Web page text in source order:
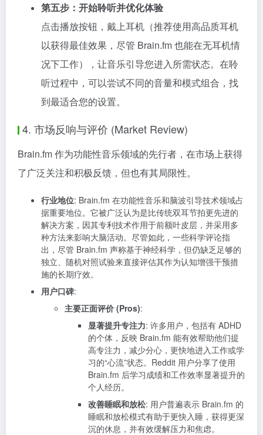
第五步：开始聆听并优化体验
点击播放按钮，戴上耳机（推荐使用高品质耳机
以获得最佳效果，尽管 Brain.fm 也能在无耳机情
况下工作），让音乐引导您进入所需状态。在聆
听过程中，可以尝试不同的音量和模式组合，找
到最适合您的设置。
4. 市场反响与评价 (Market Review)
Brain.fm 作为功能性音乐领域的先行者，在市场上获得
了广泛关注和积极反馈，但也有其局限性。
行业地位: Brain.fm 在功能性音乐和脑波引导技术领域占
据重要地位。它被广泛认为是比传统双耳节拍更先进的
解决方案，因其专利技术作用于前额叶皮层，并采用多
种方法来影响大脑活动。尽管如此，一些科学评论指
出，尽管 Brain.fm 声称基于神经科学，但仍缺乏足够的
独立、随机对照试验来直接评估其作为认知增强干预措
施的长期疗效。
用户口碑:
主要正面评价 (Pros):
显著提升专注力: 许多用户，包括有 ADHD
的个体，反映 Brain.fm 能有效帮助他们提
高专注力，减少分心，更快地进入工作或学
习的“心流”状态。Reddit 用户分享了使用
Brain.fm 后学习成绩和工作效率显著提升的
个人经历。
改善睡眠和放松: 用户普遍表示 Brain.fm 的
睡眠和放松模式有助于更快入睡，获得更深
沉的休息，并有效缓解压力和焦虑。